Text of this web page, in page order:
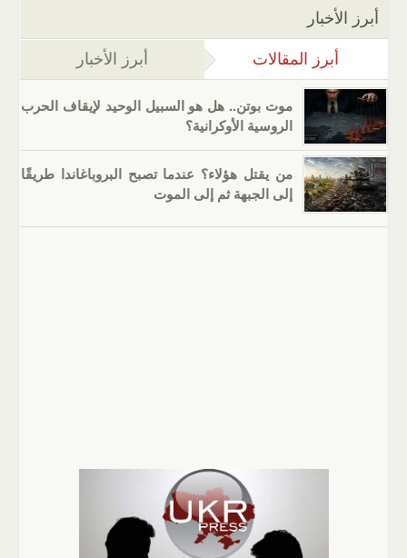
أبرز الأخبار
أبرز المقالات (علامة التبويب النشطة)
أبرز الأخبار
موت بوتن.. هل هو السبيل الوحيد لإيقاف الحرب
الروسية الأوكرانية؟
من يقتل هؤلاء؟ عندما تصبح البروباغاندا طريقًا
إلى الجبهة ثم إلى الموت